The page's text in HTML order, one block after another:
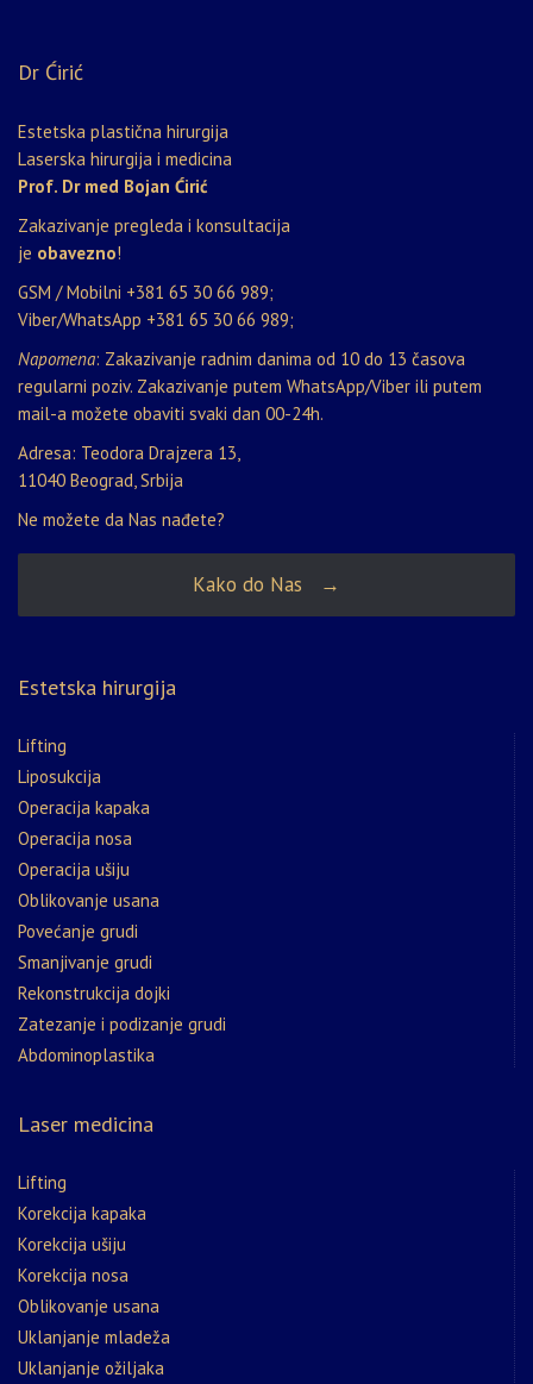
Dr Ćirić
Estetska plastična hirurgija
Laserska hirurgija i medicina
Prof. Dr med Bojan Ćirić
Zakazivanje pregleda i konsultacija
je obavezno!
GSM / Mobilni +381 65 30 66 989;
Viber/WhatsApp +381 65 30 66 989;
Napomena: Zakazivanje radnim danima od 10 do 13 časova
regularni poziv. Zakazivanje putem WhatsApp/Viber ili putem
mail-a možete obaviti svaki dan 00-24h.
Adresa: Teodora Drajzera 13,
11040 Beograd, Srbija
Ne možete da Nas nađete?
Kako do Nas →
Estetska hirurgija
Lifting
Liposukcija
Operacija kapaka
Operacija nosa
Operacija ušiju
Oblikovanje usana
Povećanje grudi
Smanjivanje grudi
Rekonstrukcija dojki
Zatezanje i podizanje grudi
Abdominoplastika
Laser medicina
Lifting
Korekcija kapaka
Korekcija ušiju
Korekcija nosa
Oblikovanje usana
Uklanjanje mladeža
Uklanjanje ožiljaka